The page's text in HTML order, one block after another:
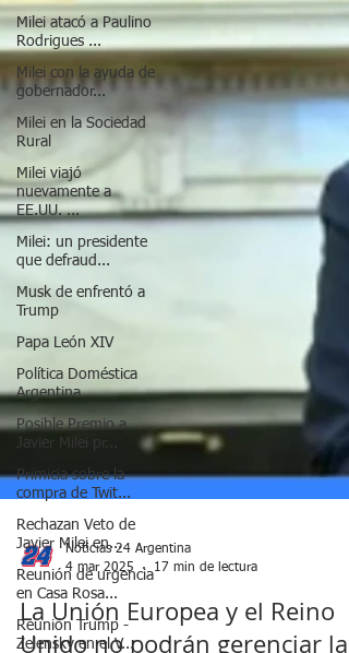
Milei atacó a Paulino
Rodrigues ...
Milei con la ayuda de
gobernador...
Milei en la Sociedad
Rural
Milei viajó
nuevamente a
EE.UU. ...
Milei: un presidente
que defraud...
Musk de enfrentó a
Trump
Papa León XIV
Política Doméstica
Argentina
Posible Premio a
Javier Milei pr...
Primicia sobre la
compra de Twit...
Rechazan Veto de
Javier Milei en...
Reunión de urgencia
en Casa Rosa...
Reunión Trump -
Zelensky en el V...
Noticias 24 Argentina
4 mar 2025
17 min de lectura